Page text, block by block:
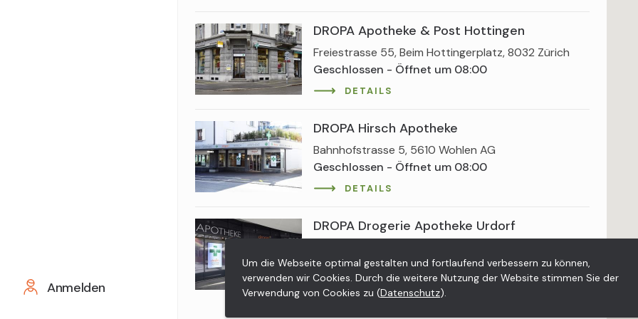
Anmelden
DROPA Apotheke & Post Hottingen
Freiestrasse 55, Beim Hottingerplatz, 8032 Zürich
Geschlossen - Öffnet um 08:00
DETAILS
DROPA Hirsch Apotheke
Bahnhofstrasse 5, 5610 Wohlen AG
Geschlossen - Öffnet um 08:00
DETAILS
DROPA Drogerie Apotheke Urdorf
Einkaufszentrum, 8902 Urdorf
Geschlossen - Öffnet um 08:00
Um die Webseite optimal gestalten und fortlaufend verbessern zu können,
verwenden wir Cookies. Durch die weitere Nutzung der Website stimmen Sie der
Verwendung von Cookies zu (Datenschutz).